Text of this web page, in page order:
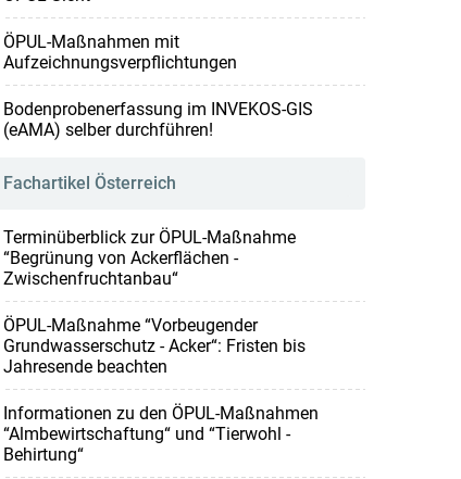
ÖPUL-Maßnahmen mit
Aufzeichnungsverpflichtungen
Bodenprobenerfassung im INVEKOS-GIS
(eAMA) selber durchführen!
Fachartikel Österreich
Terminüberblick zur ÖPUL-Maßnahme
“Begrünung von Ackerflächen -
Zwischenfruchtanbau“
ÖPUL-Maßnahme “Vorbeugender
Grundwasserschutz - Acker“: Fristen bis
Jahresende beachten
Informationen zu den ÖPUL-Maßnahmen
“Almbewirtschaftung“ und “Tierwohl -
Behirtung“